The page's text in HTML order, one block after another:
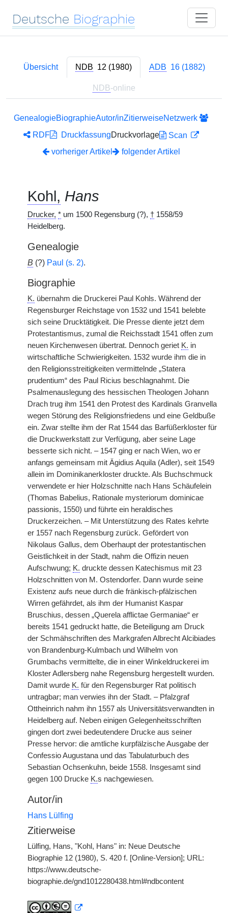
Deutsche Biographie
Übersicht NDB 12 (1980) ADB 16 (1882)
NDB-online
GenealogieBiographieAutor/inZitierweiseNetzwerk
RDF
DruckfassungDruckvorlage
Scan
vorheriger Artikel
folgender Artikel
Kohl, Hans
Drucker, * um 1500 Regensburg (?), † 1558/59
Heidelberg.
Genealogie
B (?) Paul (s. 2).
Biographie
K. übernahm die Druckerei Paul Kohls. Während der
Regensburger Reichstage von 1532 und 1541 belebte
sich seine Drucktätigkeit. Die Presse diente jetzt dem
Protestantismus, zumal die Reichsstadt 1541 offen zum
neuen Kirchenwesen übertrat. Dennoch geriet K. in
wirtschaftliche Schwierigkeiten. 1532 wurde ihm die in
den Religionsstreitigkeiten vermittelnde „Statera
prudentium“ des Paul Ricius beschlagnahmt. Die
Psalmenauslegung des hessischen Theologen Johann
Drach trug ihm 1541 den Protest des Kardinals Granvella
wegen Störung des Religionsfriedens und eine Geldbuße
ein. Zwar stellte ihm der Rat 1544 das Barfüßerkloster für
die Druckwerkstatt zur Verfügung, aber seine Lage
besserte sich nicht. – 1547 ging er nach Wien, wo er
anfangs gemeinsam mit Ägidius Aquila (Adler), seit 1549
allein im Dominikanerkloster druckte. Als Buchschmuck
verwendete er hier Holzschnitte nach Hans Schäufelein
(Thomas Babelius, Rationale mysteriorum dominicae
passionis, 1550) und führte ein heraldisches
Druckerzeichen. – Mit Unterstützung des Rates kehrte
er 1557 nach Regensburg zurück. Gefördert von
Nikolaus Gallus, dem Oberhaupt der protestantischen
Geistlichkeit in der Stadt, nahm die Offizin neuen
Aufschwung; K. druckte dessen Katechismus mit 23
Holzschnitten von M. Ostendorfer. Dann wurde seine
Existenz aufs neue durch die fränkisch-pfälzischen
Wirren gefährdet, als ihm der Humanist Kaspar
Bruschius, dessen „Querela afflictae Germaniae“ er
bereits 1541 gedruckt hatte, die Beteiligung am Druck
der Schmähschriften des Markgrafen Albrecht Alcibiades
von Brandenburg-Kulmbach und Wilhelm von
Grumbachs vermittelte, die in einer Winkeldruckerei im
Kloster Adlersberg nahe Regensburg hergestellt wurden.
Damit wurde K. für den Regensburger Rat politisch
untragbar; man verwies ihn der Stadt. – Pfalzgraf
Ottheinrich nahm ihn 1557 als Universitätsverwandten in
Heidelberg auf. Neben einigen Gelegenheitsschriften
gingen dort zwei bedeutendere Drucke aus seiner
Presse hervor: die amtliche kurpfälzische Ausgabe der
Confessio Augustana und das Tabulaturbuch des
Sebastian Ochsenkuhn, beide 1558. Insgesamt sind
gegen 100 Drucke K.s nachgewiesen.
Autor/in
Hans Lülfing
Zitierweise
Lülfing, Hans, "Kohl, Hans" in: Neue Deutsche
Biographie 12 (1980), S. 420 f. [Online-Version]; URL:
https://www.deutsche-
biographie.de/gnd1012280438.html#ndbcontent